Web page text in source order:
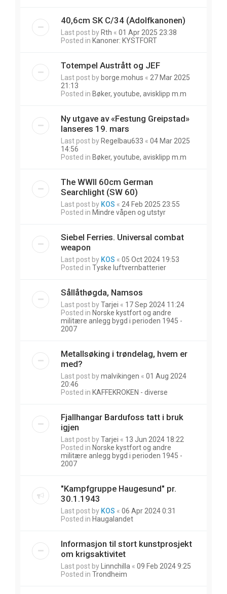
40,6cm SK C/34 (Adolfkanonen)
Last post by Rth « 01 Apr 2025 23:38
Posted in Kanoner: KYSTFORT
Totempel Austrått og JEF
Last post by borge.mohus « 27 Mar 2025
21:13
Posted in Bøker, youtube, avisklipp m.m
Ny utgave av «Festung Greipstad»
lanseres 19. mars
Last post by Regelbau633 « 04 Mar 2025
14:56
Posted in Bøker, youtube, avisklipp m.m
The WWII 60cm German
Searchlight (SW 60)
Last post by KOS « 24 Feb 2025 23:55
Posted in Mindre våpen og utstyr
Siebel Ferries. Universal combat
weapon
Last post by KOS « 05 Oct 2024 19:53
Posted in Tyske luftvernbatterier
Sållåthøgda, Namsos
Last post byTarjei « 17 Sep 2024 11:24
Posted in Norske kystfort og andre
militære anlegg bygd i perioden 1945 -
2007
Metallsøking i trøndelag, hvem er
med?
Last post bymalvikingen « 01 Aug 2024
20:46
Posted in KAFFEKROKEN - diverse
Fjallhangar Bardufoss tatt i bruk
igjen
Last post byTarjei « 13 Jun 2024 18:22
Posted in Norske kystfort og andre
militære anlegg bygd i perioden 1945 -
2007
"Kampfgruppe Haugesund" pr.
30.1.1943
Last post by KOS « 06 Apr 2024 0:31
Posted in Haugalandet
Informasjon til stort kunstprosjekt
om krigsaktivitet
Last post by Linnchilla « 09 Feb 2024 9:25
Posted in Trondheim